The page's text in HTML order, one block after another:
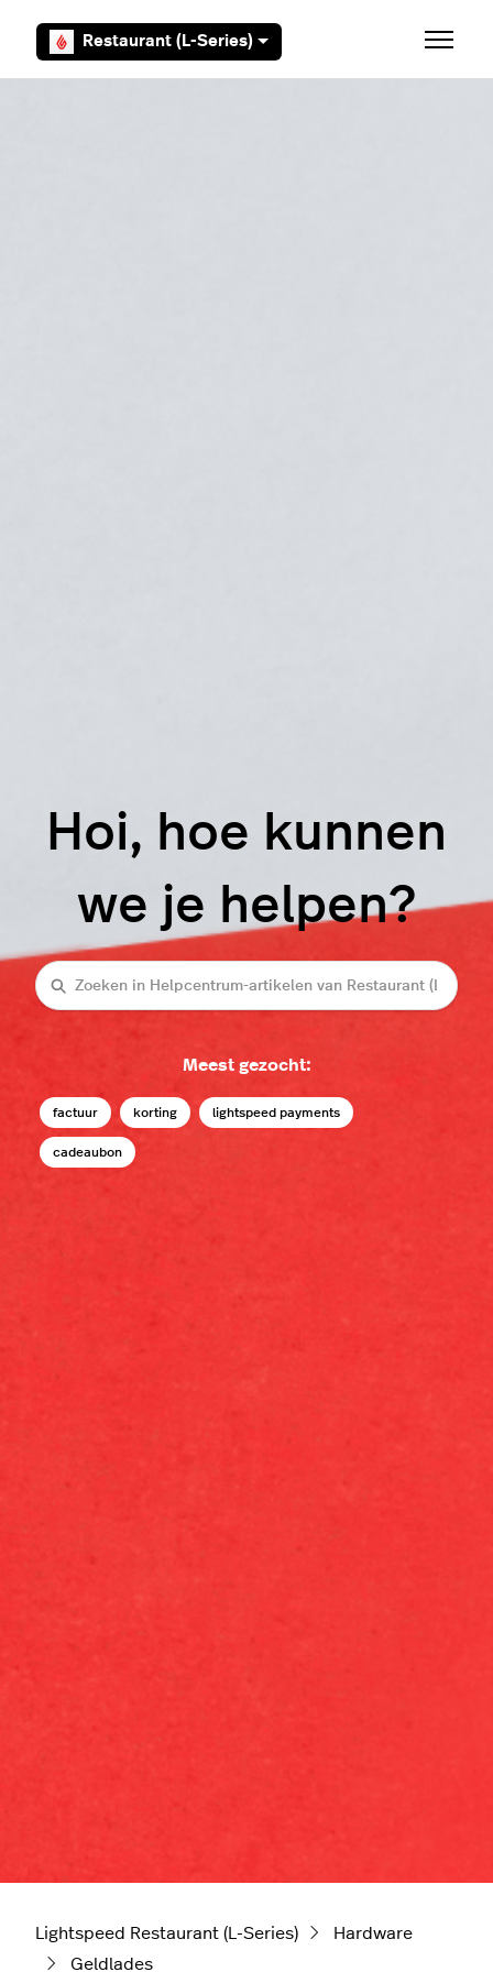
Restaurant (L-Series)
Hoi, hoe kunnen
we je helpen?
Zoeken
Meest gezocht:
factuur korting lightspeed payments
cadeaubon
Lightspeed Restaurant (L-Series)
Hardware
Geldlades